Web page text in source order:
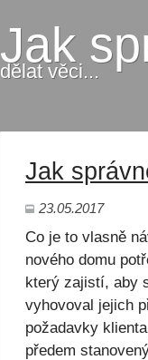
Jak
dělat věci...
Jak
23.05.2017
Co je to vlasně
nového domu
který zajistí, aby
vyhovoval jejich
požadavky
předem